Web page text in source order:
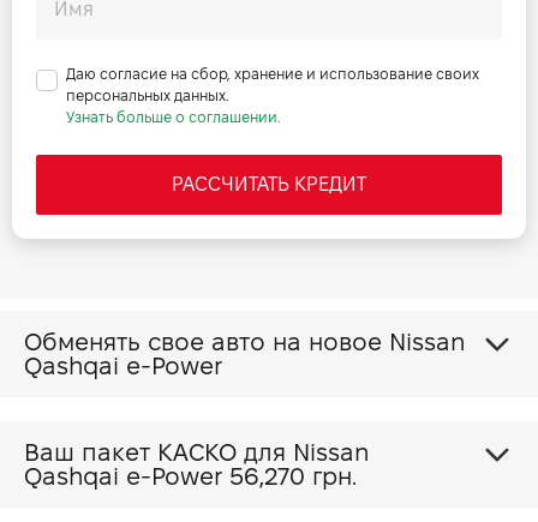
Даю согласие на сбор, хранение и использование своих
персональных данных.
Узнать больше о соглашении.
РАССЧИТАТЬ КРЕДИТ
Обменять свое авто на новое Nissan
Qashqai e-Power
Ваш пакет КАСКО для Nissan
Qashqai e-Power 56,270 грн.